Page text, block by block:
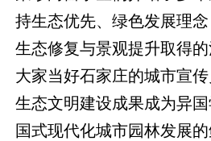
持生态优先、绿色发展理
生态修复与景观提升取得
大家当好石家庄的城市宣
生态文明建设成果成为异
国式现代化城市园林发展的